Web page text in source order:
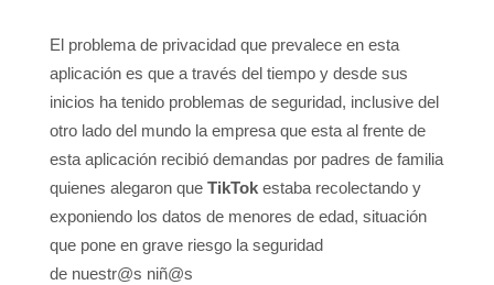
El problema de privacidad que prevalece en esta
aplicación es que a través del tiempo y desde sus
inicios ha tenido problemas de seguridad, inclusive del
otro lado del mundo la empresa que esta al frente de
esta aplicación recibió demandas por padres de familia
quienes alegaron que TikTokestaba recolectando y
exponiendo los datos de menores de edad, situación
que pone en grave riesgo la seguridad
de nuestr@s niñ@s